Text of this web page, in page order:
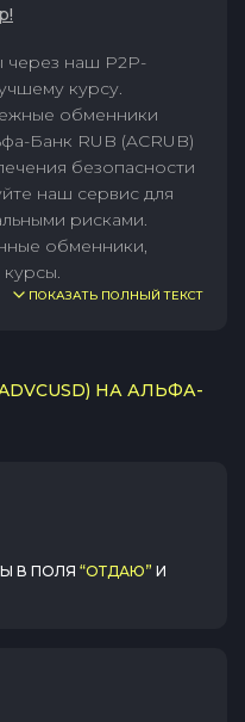
через наш P2P-
курсу.
обменники
Банк RUB (ACRUB)
безопасности
наш сервис для
рисками.
обменники,
ПОКАЗАТЬ ПОЛНЫЙ ТЕКСТ
НА АЛЬФА-
В ПОЛЯ “ОТДАЮ” И